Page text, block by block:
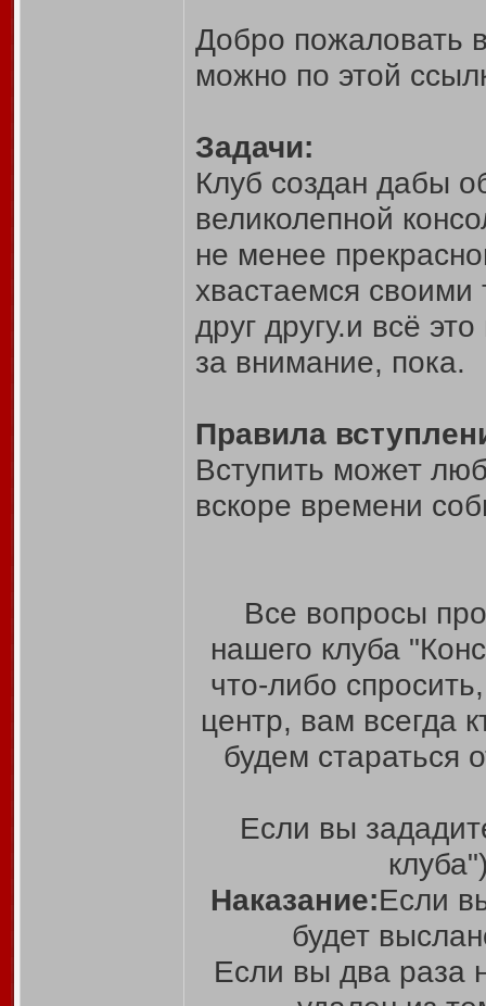
Добро пожаловать
можно по этой
Задачи:
Клуб создан дабы
великолепной
не менее
хвастаемся
друг другу.и всё
за внимание, пока.
Правила
Вступить может
вскоре времени
Все вопросы
нашего клуба
что-либо
центр, вам всегда
будем стараться
Если вы
Наказание:Если
будет
Если вы два раза